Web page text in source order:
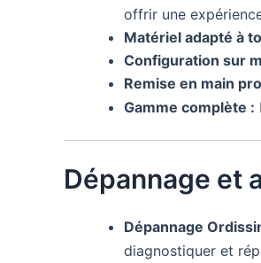
offrir une
Matériel adapté à
Configuration sur
Remise en main
Gamme complète :
Dépannage et
Dépannage
diagnostiquer et